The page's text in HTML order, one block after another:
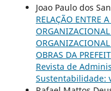
Joao Paulo dos
RELAÇÃO ENTRE
OBRAS DA
Revista de
Sustentabilidade: